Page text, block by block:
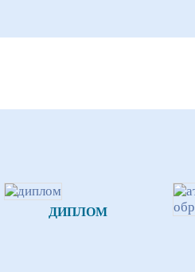
ДИПЛОМ